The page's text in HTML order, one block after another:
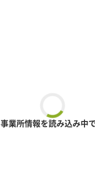
事業所情報を読み込み中